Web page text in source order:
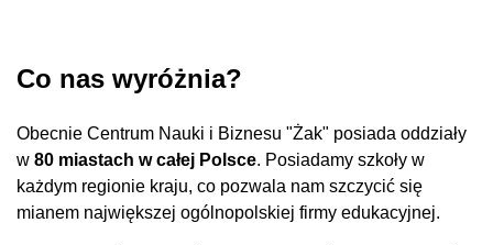
Co nas wyróżnia?
Obecnie Centrum Nauki i Biznesu "Żak" posiada oddziały
w 80 miastach w całej Polsce. Posiadamy szkoły w
każdym regionie kraju, co pozwala nam szczycić się
mianem największej ogólnopolskiej firmy edukacyjnej.